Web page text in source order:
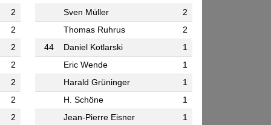
2
2
2
2
2
2
2
Sven Müller
2
Thomas Ruhrus
2
44
Daniel Kotlarski
1
Eric Wende
1
Harald Grüninger
1
H. Schöne
1
Jean-Pierre Eisner
1